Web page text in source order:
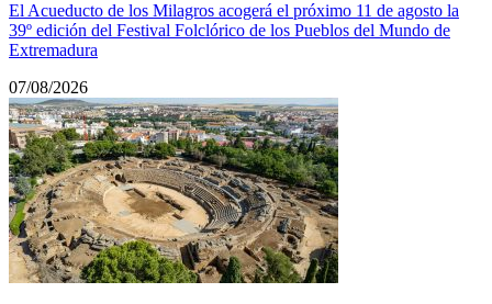
El Acueducto de los Milagros acogerá el próximo 11 de agosto la
39º edición del Festival Folclórico de los Pueblos del Mundo de
Extremadura
07/08/2026